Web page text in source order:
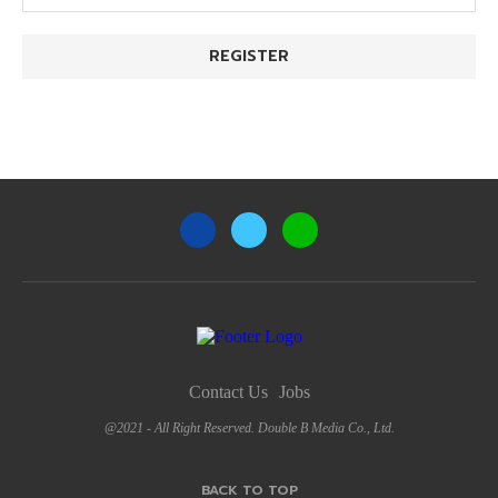
Contact Us Jobs
@2021 - All Right Reserved. Double B Media Co., Ltd.
BACK TO TOP